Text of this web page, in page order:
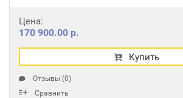
Цена:
170 900.00 р.
Купить
Отзывы (0)
Сравнить